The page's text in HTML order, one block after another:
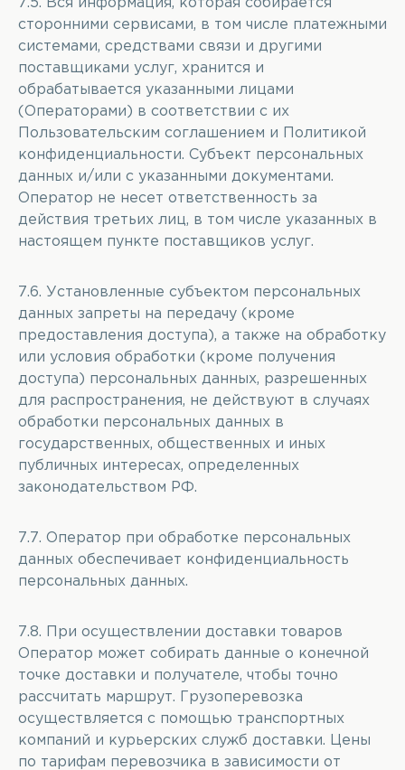
7.5. Вся информация, которая собирается
сторонними сервисами, в том числе платежными
системами, средствами связи и другими
поставщиками услуг, хранится и
обрабатывается указанными лицами
(Операторами) в соответствии с их
Пользовательским соглашением и Политикой
конфиденциальности. Субъект персональных
данных и/или с указанными документами.
Оператор не несет ответственность за
действия третьих лиц, в том числе указанных в
настоящем пункте поставщиков услуг.
7.6. Установленные субъектом персональных
данных запреты на передачу (кроме
предоставления доступа), а также на обработку
или условия обработки (кроме получения
доступа) персональных данных, разрешенных
для распространения, не действуют в случаях
обработки персональных данных в
государственных, общественных и иных
публичных интересах, определенных
законодательством РФ.
7.7. Оператор при обработке персональных
данных обеспечивает конфиденциальность
персональных данных.
7.8. При осуществлении доставки товаров
Оператор может собирать данные о конечной
точке доставки и получателе, чтобы точно
рассчитать маршрут. Грузоперевозка
осуществляется с помощью транспортных
компаний и курьерских служб доставки. Цены
по тарифам перевозчика в зависимости от